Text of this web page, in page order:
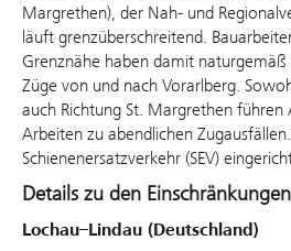
Margrethen), der Nah- und
läuft grenzüberschreitend.
Grenznähe haben damit
Züge von und nach Vorarlberg.
auch Richtung St. Margrethen führen
Arbeiten zu abendlichen
Schienenersatzverkehr (SEV)
Details zu den Einschränkungen
Lochau–Lindau (Deutschland)